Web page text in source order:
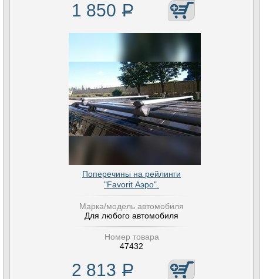
1 850 Р
Поперечины на рейлинги
"Favorit Аэро".
Марка/модель автомобиля
Для любого автомобиля
Номер товара
47432
2 813 Р